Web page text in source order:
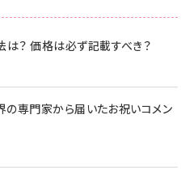
？ 価格は必ず記載すべき？
の専門家から届いたお祝いコメン